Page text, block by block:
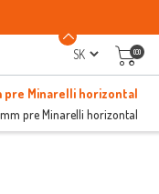
(0)
pre Minarelli horizontal
pre Minarelli horizontal